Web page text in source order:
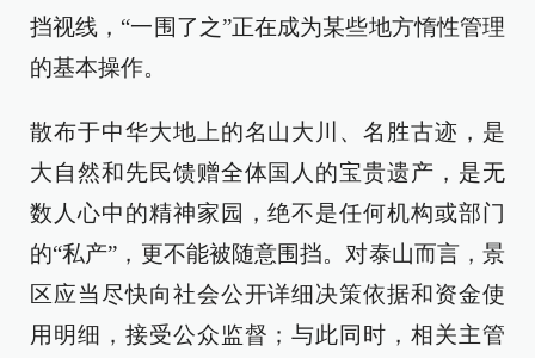
挡视线，“一围了之”正在成为某些地方惰性管理
的基本操作。
散布于中华大地上的名山大川、名胜古迹，是
大自然和先民馈赠全体国人的宝贵遗产，是无
数人心中的精神家园，绝不是任何机构或部门
的“私产”，更不能被随意围挡。对泰山而言，景
区应当尽快向社会公开详细决策依据和资金使
用明细，接受公众监督；与此同时，相关主管